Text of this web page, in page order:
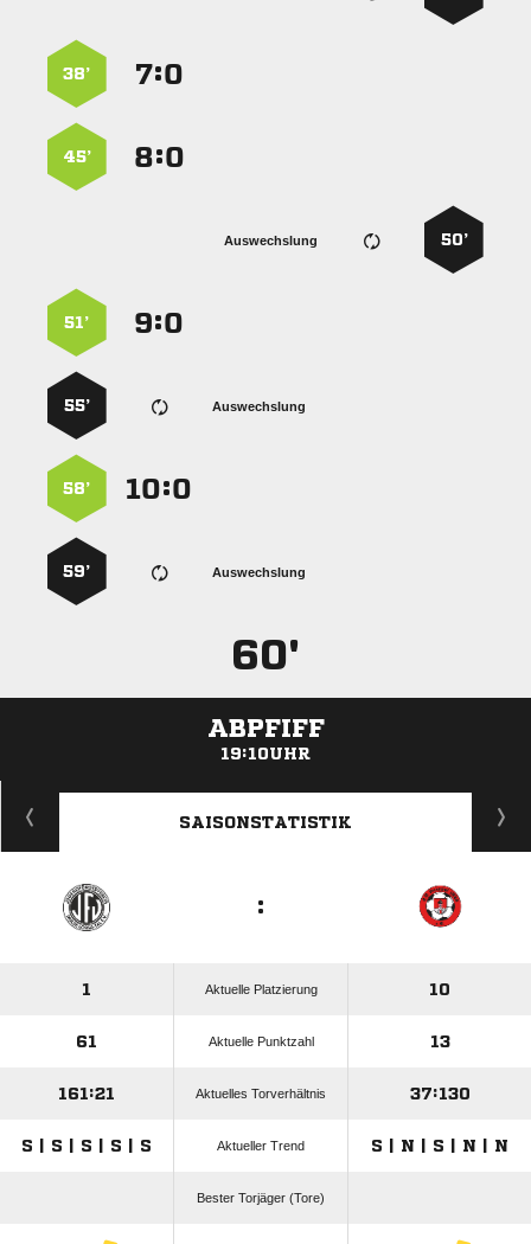
:
38’
:
45’
50’
Auswechslung
:
51’
Auswechslung
55’
:
58’
Auswechslung
59’
60'
ABPFIFF
19:10UHR
ANZEIGE
SAISONSTATISTIK
:
1 Aktuelle Platzierung 10
61 Aktuelle Punktzahl 13
161:21 Aktuelles Torverhältnis 37:130
S | S | S | S | S Aktueller Trend S | N | S | N | N
Bester Torjäger (Tore)